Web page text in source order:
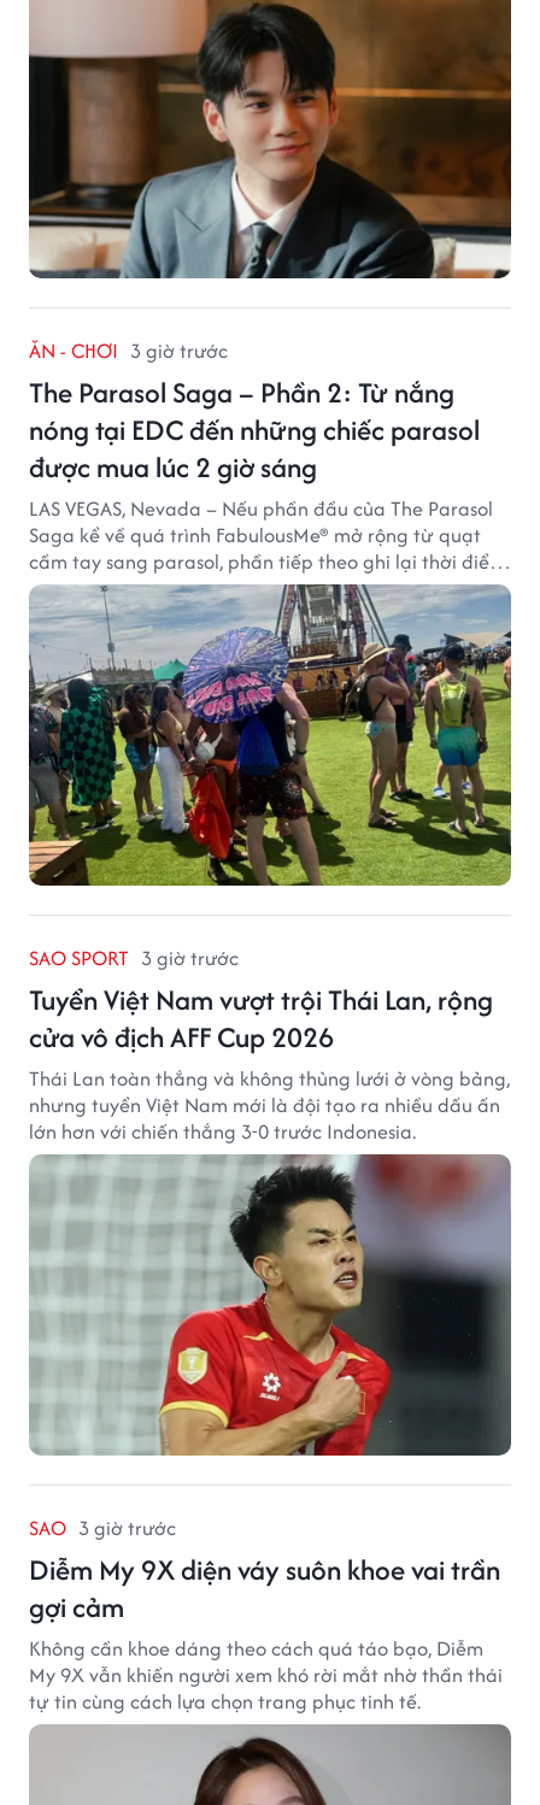
ĂN - CHƠI 3 giờ trước
The Parasol Saga – Phần 2: Từ nắng
nóng tại EDC đến những chiếc parasol
được mua lúc 2 giờ sáng
LAS VEGAS, Nevada – Nếu phần đầu của The Parasol
Saga kể về quá trình FabulousMe® mở rộng từ quạt
cầm tay sang parasol, phần tiếp theo ghi lại thời điểm
sản phẩm được thị trường đón nhận và dần vượt khỏi
công năng che nắng thông thường.
SAO SPORT 3 giờ trước
Tuyển Việt Nam vượt trội Thái Lan, rộng
cửa vô địch AFF Cup 2026
Thái Lan toàn thắng và không thủng lưới ở vòng bảng,
nhưng tuyển Việt Nam mới là đội tạo ra nhiều dấu ấn
lớn hơn với chiến thắng 3-0 trước Indonesia.
SAO 3 giờ trước
Diễm My 9X diện váy suôn khoe vai trần
gợi cảm
Không cần khoe dáng theo cách quá táo bạo, Diễm
My 9X vẫn khiến người xem khó rời mắt nhờ thần thái
tự tin cùng cách lựa chọn trang phục tinh tế.